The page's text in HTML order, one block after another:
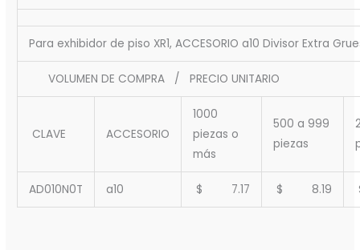
Para exhibidor de piso XR1, ACCESORIO a10 Divisor Extra
VOLUMEN DE COMPRA / PRECIO UNITARIO
CLAVE ACCESORIO
1000
piezas o
más
500 a 999
piezas
AD010N0T a10 $ 7.17 $ 8.19